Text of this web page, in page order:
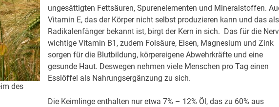
des
ungesättigten Fettsäuren, Spurenelementen und Mineralstoffen.
Vitamin E, das der Körper nicht selbst produzieren kann und das als
Radikalenfänger bekannt ist, birgt der Kern in sich. Das für die
wichtige Vitamin B1, zudem Folsäure, Eisen, Magnesium und Zink
sorgen für die Blutbildung, körpereigene Abwehrkräfte und eine
gesunde Haut. Deswegen nehmen viele Menschen pro Tag einen
Esslöffel als Nahrungsergänzung zu sich.
Die Keimlinge enthalten nur etwa 7% – 12% Öl, das zu 60% aus